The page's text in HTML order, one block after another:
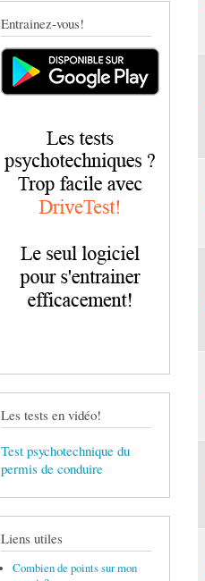
Entrainez-vous!
Les tests en vidéo!
Test psychotechnique du
permis de conduire
Liens utiles
Combien de points sur mon